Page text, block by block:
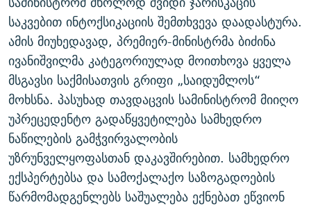
საკვებით ინტოქსიკაციის შემთხვევა დაადასტურა.
ამის მიუხედავად, პრემიერ-მინისტრმა ბიძინა
ივანიშვილმა კატეგორიულად მოითხოვა ყველა
მსგავსი საქმისათვის გრიფი „საიდუმლოს“
მოხსნა. პასუხად თავდაცვის სამინისტრომ მიიღო
უპრეცედენტო გადაწყვეტილება სამხედრო
ნაწილების გამჭვირვალობის
უზრუნველყოფასთან დაკავშირებით. სამხედრო
ექსპერტებსა და სამოქალაქო საზოგადოების
წარმომადგენლებს საშუალება ექნებათ ეწვიონ